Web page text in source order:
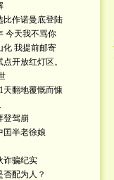
比作诺曼底登陆
今天我不骂你
化 我提前邮寄
开放红灯区。
天翻地覆慨而慷
登驾崩
囯半老徐娘
诈骗纪实
否配为人？